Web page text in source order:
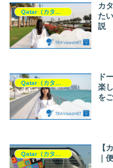
Qatar（カタール）
カ
た
説
Qatar（カタール）
ド
楽
を
【
｜